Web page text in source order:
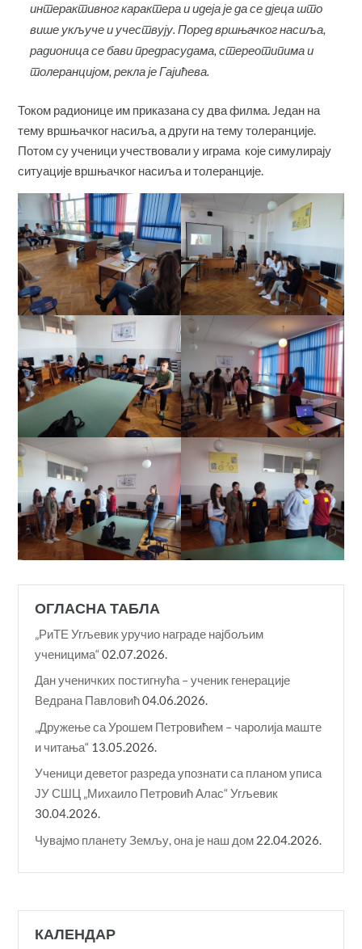
интерактивног карактера иидејаје да се дјеца што
више укључе и учествују. Поред вршњачког насиља,
радионица се бави предрасудама, стереотипима и
толеранцијом, рекла је Гајићева.
Током радионице им приказана су два филма. Jедан на
тему вршњачког насиља, а други на тему толеранције.
Потом су ученици учествовали у играма које симулирају
ситуације вршњачког насиља и толеранције.
ОГЛАСНА ТАБЛА
„РиТЕ Угљевик уручио награде најбољим
ученицима“02.07.2026.
Дан ученичких постигнућа – ученик генерације
Ведрана Павловић04.06.2026.
„Дружење са Урошем Петровићем – чаролија маште
и читања“ 13.05.2026.
Ученици деветог разреда упознати са планом уписа
ЈУ СШЦ „Михаило Петровић Алас“ Угљевик
30.04.2026.
Чувајмо планету Земљу, она је наш дом 22.04.2026.
КАЛЕНДАР